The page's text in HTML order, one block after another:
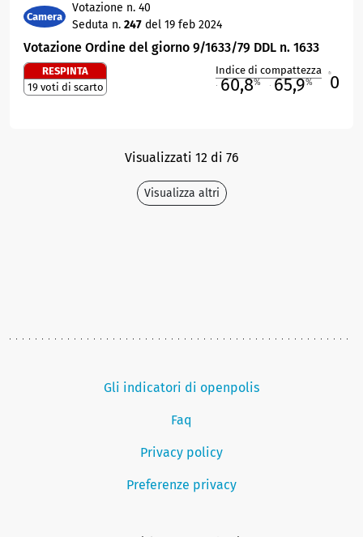
Camera
Votazione n. 40
Seduta n. 247 del 19 feb 2024
Votazione Ordine del giorno 9/1633/79 DDL n. 1633
RESPINTA
19 voti di scarto
Indice di compattezza
60,8% 65,9% 0
Visualizzati 12 di 76
Visualizza altri
Gli indicatori di openpolis
Faq
Privacy policy
Preferenze privacy